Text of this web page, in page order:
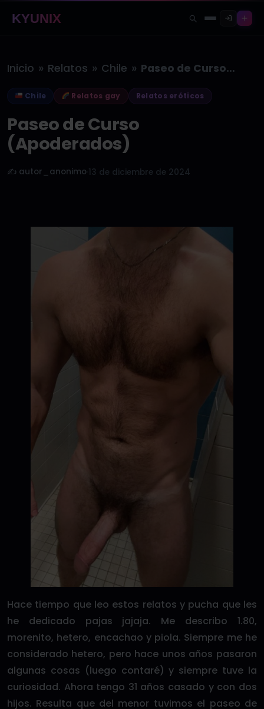
KYUNIX
Inicio » Relatos » Chile » Paseo de Curso (Apoderados)
Chile Relatos gay Relatos eróticos
Paseo de Curso
(Apoderados)
✍️ autor_anonimo 13 de diciembre de 2024
Hace tiempo que leo estos relatos y pucha que les
he dedicado pajas jajaja. Me describo 1.80,
morenito, hetero, encachao y piola. Siempre me he
considerado hetero, pero hace unos años pasaron
algunas cosas (luego contaré) y siempre tuve la
curiosidad. Ahora tengo 31 años casado y con dos
hijos. Resulta que del menor tuvimos el paseo de